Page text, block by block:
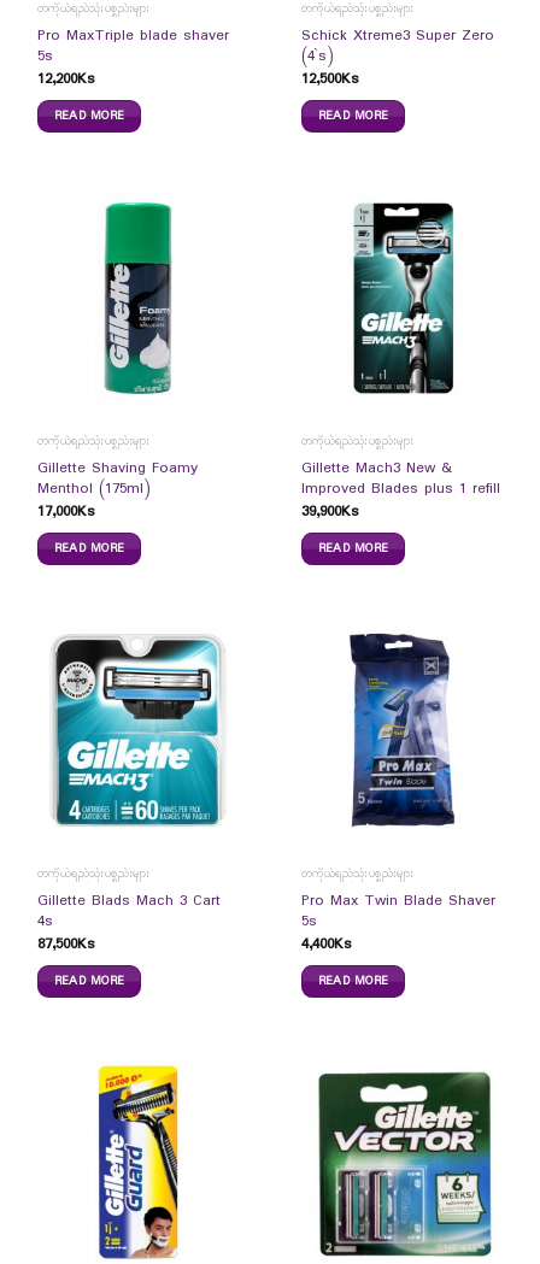
တကိုယ်ရည်သုံးပစ္စည်းများ
Pro MaxTriple blade shaver
5s
12,200Ks
READ MORE
တကိုယ်ရည်သုံးပစ္စည်းများ
Schick Xtreme3 Super Zero
(4`s)
12,500Ks
READ MORE
တကိုယ်ရည်သုံးပစ္စည်းများ
Gillette Shaving Foamy
Menthol (175ml)
17,000Ks
READ MORE
တကိုယ်ရည်သုံးပစ္စည်းများ
Gillette Mach3 New &
Improved Blades plus 1 refill
39,900Ks
READ MORE
တကိုယ်ရည်သုံးပစ္စည်းများ
Gillette Blads Mach 3 Cart
4s
87,500Ks
READ MORE
တကိုယ်ရည်သုံးပစ္စည်းများ
Pro Max Twin Blade Shaver
5s
4,400Ks
READ MORE